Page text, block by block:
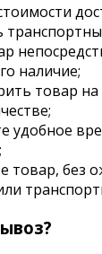
наличие;
товар на
удобное
товар, без